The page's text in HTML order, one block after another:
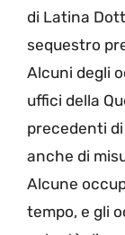
di Latina
sequestro
Alcuni degli
uffici della
precedenti
anche di
Alcune
tempo, e gli